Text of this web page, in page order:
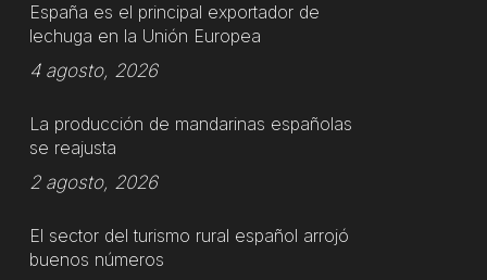
España es el principal exportador de
lechuga en la Unión Europea
4 agosto, 2026
La producción de mandarinas españolas
se reajusta
2 agosto, 2026
El sector del turismo rural español arrojó
buenos números